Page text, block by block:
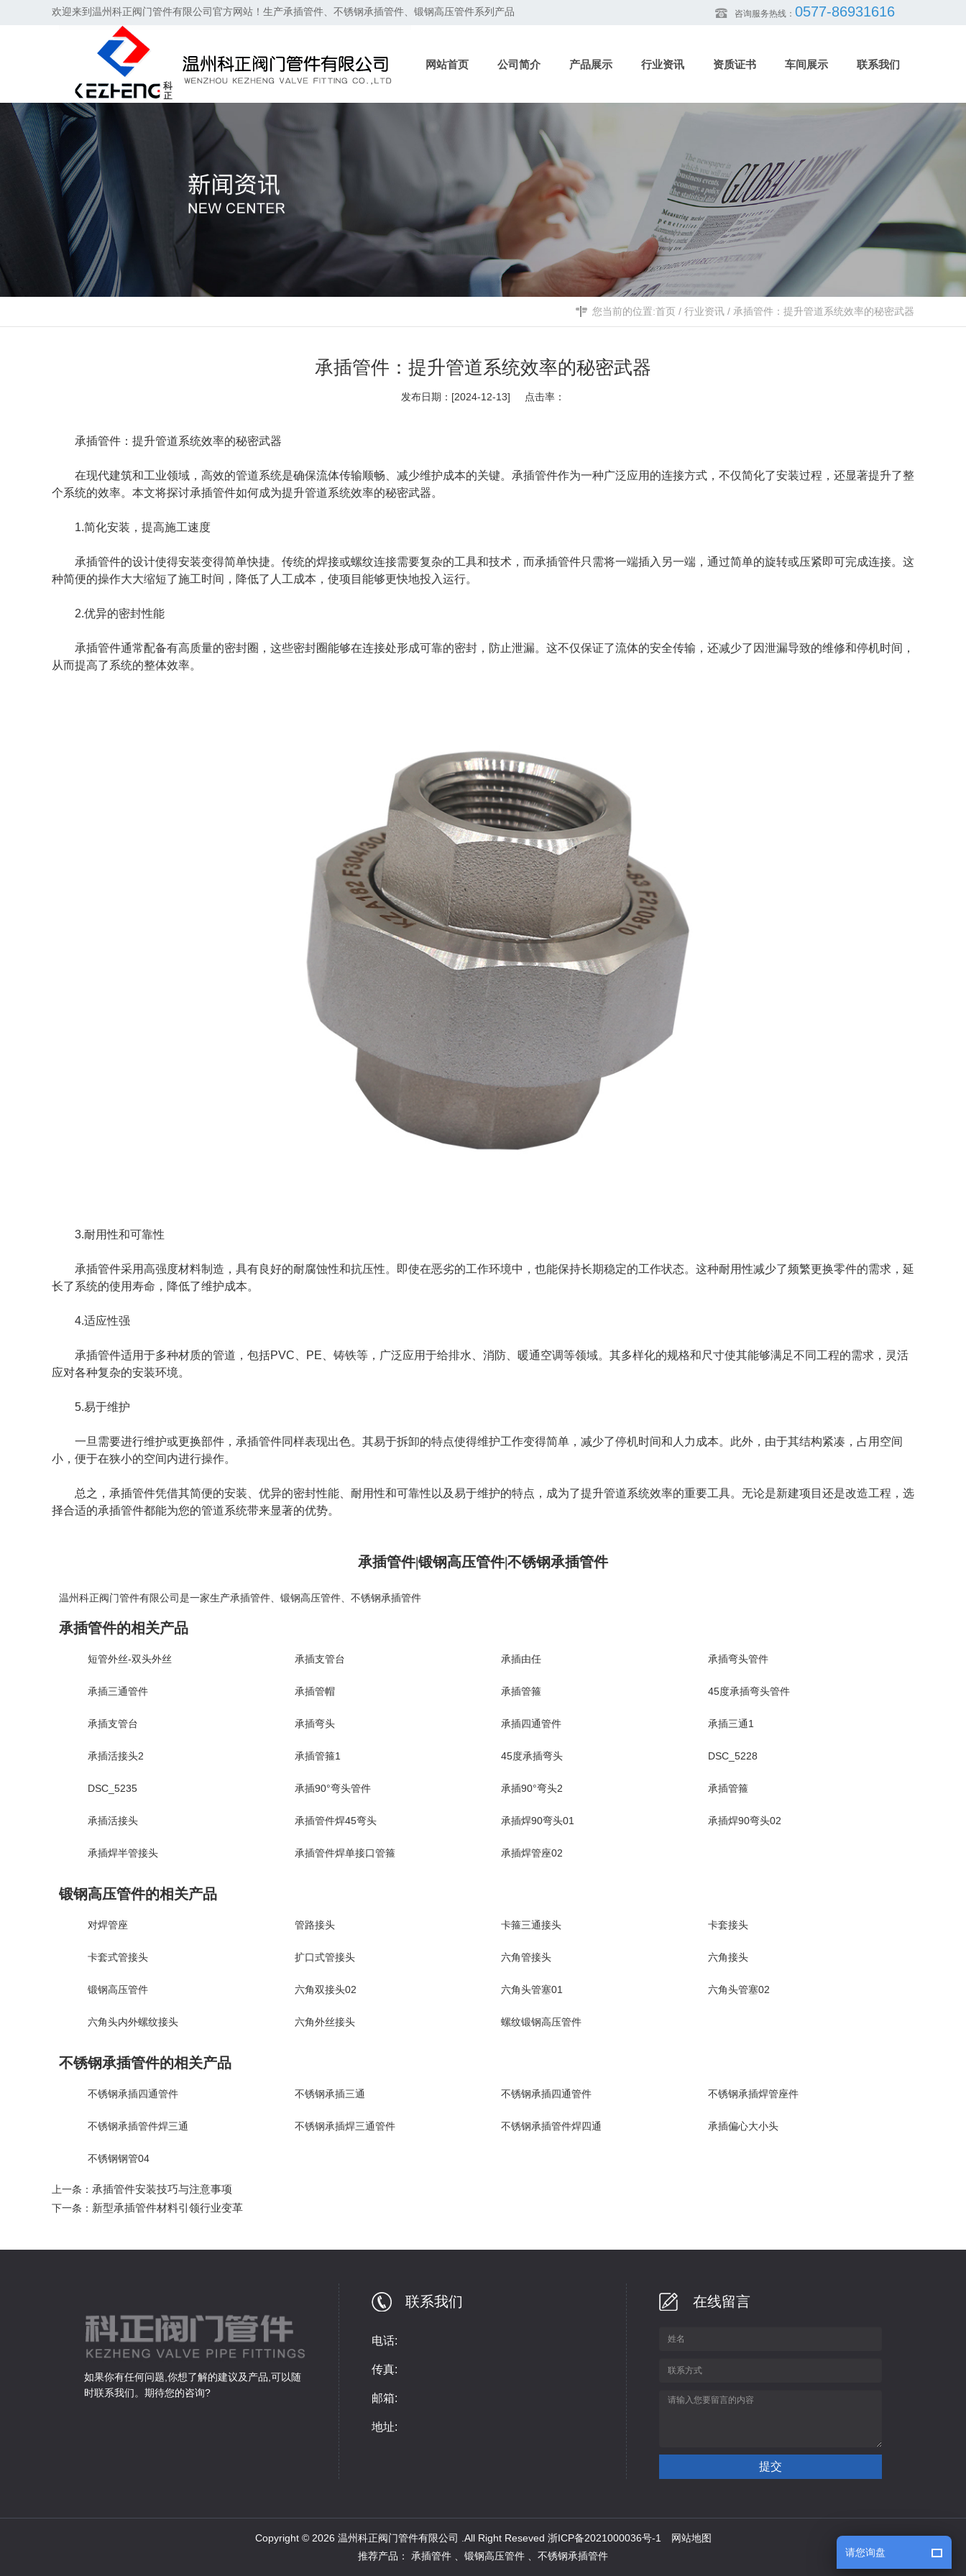
欢迎来到温州科正阀门管件有限公司官方网站！生产承插管件、不锈钢承插管件、锻钢高压管件系列产品 咨询服务热线： 0577-86931616
网站首页 公司简介 产品展示 行业资讯 资质证书 车间展示 联系我们
您当前的位置:首页 / 行业资讯 / 承插管件：提升管道系统效率的秘密武器
承插管件：提升管道系统效率的秘密武器
发布日期：[2024-12-13] 点击率：
承插管件 ：提升管道系统效率的秘密武器
在现代建筑和工业领域，高效的管道系统是确保流体传输顺畅、减少维护成本的关键。承插管件作为一种广泛应用的连接方式，不仅简化了安装过程，还显著提升了整
个系统的效率。本文将探讨承插管件如何成为提升管道系统效率的秘密武器。
1.简化安装，提高施工速度
承插管件的设计使得安装变得简单快捷。传统的焊接或螺纹连接需要复杂的工具和技术，而承插管件只需将一端插入另一端，通过简单的旋转或压紧即可完成连接。这
种简便的操作大大缩短了施工时间，降低了人工成本，使项目能够更快地投入运行。
2.优异的密封性能
承插管件通常配备有高质量的密封圈，这些密封圈能够在连接处形成可靠的密封，防止泄漏。这不仅保证了流体的安全传输，还减少了因泄漏导致的维修和停机时间，
从而提高了系统的整体效率。
3.耐用性和可靠性
承插管件采用高强度材料制造，具有良好的耐腐蚀性和抗压性。即使在恶劣的工作环境中，也能保持长期稳定的工作状态。这种耐用性减少了频繁更换零件的需求，延
长了系统的使用寿命，降低了维护成本。
4.适应性强
承插管件适用于多种材质的管道，包括PVC、PE、铸铁等，广泛应用于给排水、消防、暖通空调等领域。其多样化的规格和尺寸使其能够满足不同工程的需求，灵活
应对各种复杂的安装环境。
5.易于维护
一旦需要进行维护或更换部件，承插管件同样表现出色。其易于拆卸的特点使得维护工作变得简单，减少了停机时间和人力成本。此外，由于其结构紧凑，占用空间
小，便于在狭小的空间内进行操作。
总之， 承插管件凭借其简便的安装、优异的密封性能、耐用性和可靠性以及易于维护的特点，成为了提升管道系统效率的重要工具。无论是新建项目还是改造工程，选
择合适的承插管件都能为您的管道系统带来显著的优势。
承插管件|锻钢高压管件|不锈钢承插管件
温州科正阀门管件有限公司是一家生产承插管件 锻钢高压管件 不锈钢承插管件
承插管件的相关产品
短管外丝-双头外丝 承插支管台 承插由任 承插弯头管件
承插三通管件 承插管帽 承插管箍 45度承插弯头管件
承插支管台 承插弯头 承插四通管件 承插三通1
承插活接头2 承插管箍1 45度承插弯头 DSC_5228
DSC_5235 承插90°弯头管件 承插90°弯头2 承插管箍
承插活接头 承插管件焊45弯头 承插焊90弯头01 承插焊90弯头02
承插焊半管接头 承插管件焊单接口管箍 承插焊管座02
锻钢高压管件的相关产品
对焊管座 管路接头 卡箍三通接头 卡套接头
卡套式管接头 扩口式管接头 六角管接头 六角接头
锻钢高压管件 六角双接头02 六角头管塞01 六角头管塞02
六角头内外螺纹接头 六角外丝接头 螺纹锻钢高压管件
不锈钢承插管件的相关产品
不锈钢承插四通管件 不锈钢承插三通 不锈钢承插四通管件 不锈钢承插焊管座件
不锈钢承插管件焊三通 不锈钢承插焊三通管件 不锈钢承插管件焊四通 承插偏心大小头
不锈钢钢管04
上一条： 承插管件安装技巧与注意事项
下一条： 新型承插管件材料引领行业变革
如果你有任何问题,你想了解的建议及产品,可以随
时联系我们。期待您的咨询?
联系我们
电话:
传真:
邮箱:
地址:
在线留言
Copyright © 2026 温州科正阀门管件有限公司 .All Right Reseved 浙ICP备2021000036号-1
网站地图
推荐产品： 承插管件 锻钢高压管件 不锈钢承插管件 请您询盘